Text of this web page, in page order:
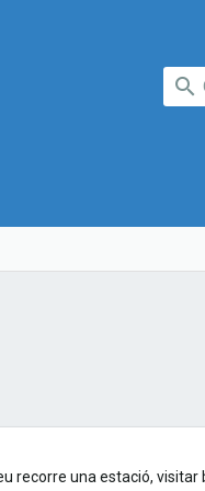
recorre una estació,